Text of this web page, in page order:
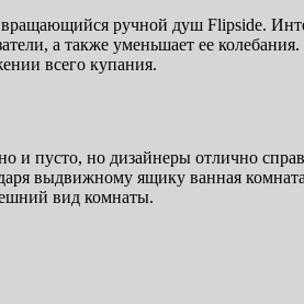
ручной душ Flipside.
а также уменьшает ее
всего купания.
и пусто, но дизайнеры отлично
выдвижному ящику ванная
вид комнаты.